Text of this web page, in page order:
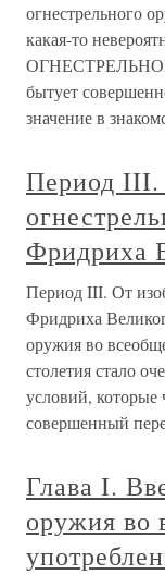
огнестрельного
какая-то
бытует
значение в
Период III.
Фридриха
Период III. От
Фридриха
оружия во
столетия стало
условий, которые
совершенный
Глава I.
оружия во